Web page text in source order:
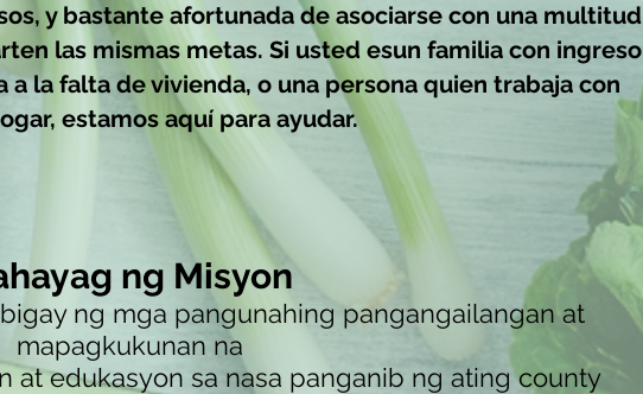
y bastante afortunada de asociarse con una multitud
las mismas metas. Si usted esun familia con ingreso
la falta de vivienda, o una persona quien trabaja con
estamos aquí para ayudar.
ng Misyon
ng mga pangunahing pangangailangan at
mapagkukunan na
at edukasyon sa nasa panganib ng ating county